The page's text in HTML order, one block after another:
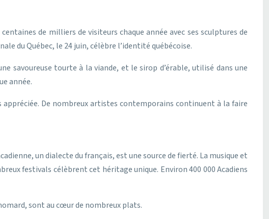
de milliers de visiteurs chaque année avec ses sculptures de
du Québec, le 24 juin, célèbre l’identité québécoise.
savoureuse tourte à la viande, et le sirop d’érable, utilisé dans une
année.
De nombreux artistes contemporains continuent à la faire
un dialecte du français, est une source de fierté. La musique et
festivals célèbrent cet héritage unique. Environ 400 000 Acadiens
sont au cœur de nombreux plats.